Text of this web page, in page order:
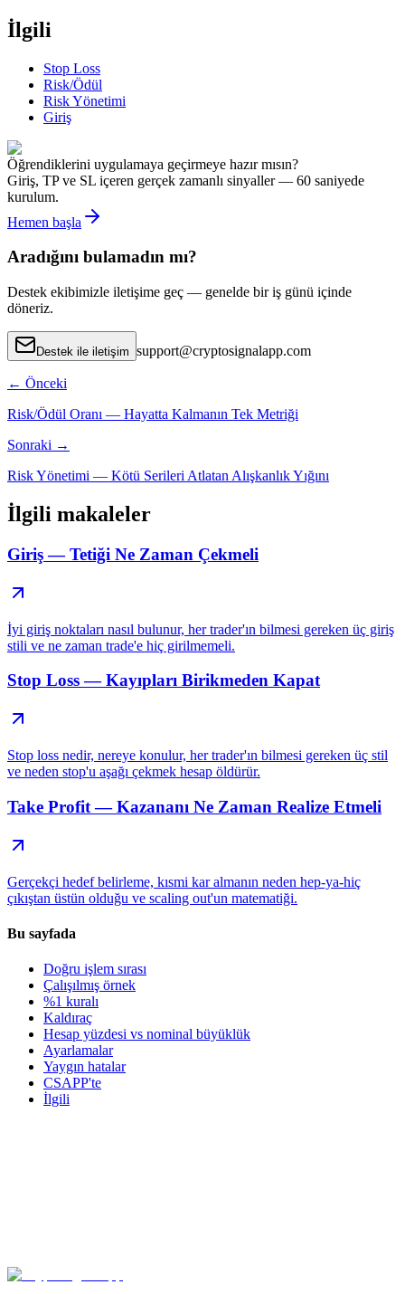
İlgili
Stop Loss
Risk/Ödül
Risk Yönetimi
Giriş
Öğrendiklerini uygulamaya geçirmeye hazır mısın?
Giriş, TP ve SL içeren gerçek zamanlı sinyaller — 60 saniyede
kurulum.
Hemen başla
Aradığını bulamadın mı?
Destek ekibimizle iletişime geç — genelde bir iş günü içinde
döneriz.
Destek ile iletişim support@cryptosignalapp.com
← Önceki
Risk/Ödül Oranı — Hayatta Kalmanın Tek Metriği
Sonraki →
Risk Yönetimi — Kötü Serileri Atlatan Alışkanlık Yığını
İlgili makaleler
Giriş — Tetiği Ne Zaman Çekmeli
İyi giriş noktaları nasıl bulunur, her trader'ın bilmesi gereken üç giriş
stili ve ne zaman trade'e hiç girilmemeli.
Stop Loss — Kayıpları Birikmeden Kapat
Stop loss nedir, nereye konulur, her trader'ın bilmesi gereken üç stil
ve neden stop'u aşağı çekmek hesap öldürür.
Take Profit — Kazananı Ne Zaman Realize Etmeli
Gerçekçi hedef belirleme, kısmi kar almanın neden hep-ya-hiç
çıkıştan üstün olduğu ve scaling out'un matematiği.
Bu sayfada
Doğru işlem sırası
Çalışılmış örnek
%1 kuralı
Kaldıraç
Hesap yüzdesi vs nominal büyüklük
Ayarlamalar
Yaygın hatalar
CSAPP'te
İlgili